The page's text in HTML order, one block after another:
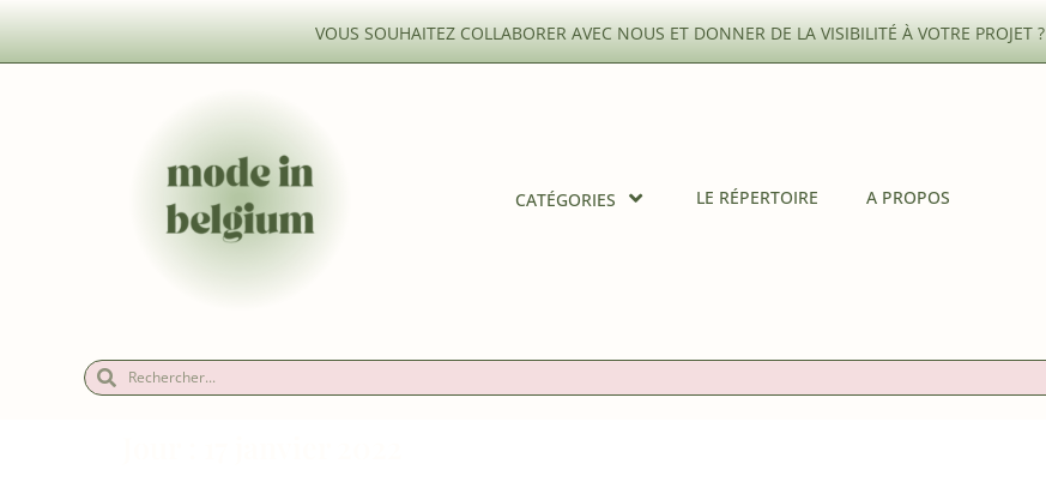
VOUS SOUHAITEZ COLLABORER AVEC NOUS ET DONNER DE LA VISIBILITÉ À VOTRE PROJET ?
CATÉGORIES LE RÉPERTOIRE A PROPOS